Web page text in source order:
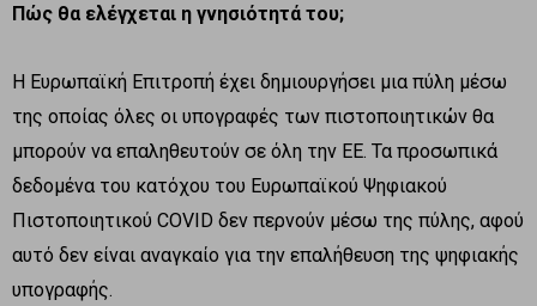
Πώς θα ελέγχεται η γνησιότητά του;
Η Ευρωπαϊκή Επιτροπή έχει δημιουργήσει μια πύλη μέσω
της οποίας όλες οι υπογραφές των πιστοποιητικών θα
μπορούν να επαληθευτούν σε όλη την ΕΕ. Τα προσωπικά
δεδομένα του κατόχου του Ευρωπαϊκού Ψηφιακού
Πιστοποιητικού COVID δεν περνούν μέσω της πύλης, αφού
αυτό δεν είναι αναγκαίο για την επαλήθευση της ψηφιακής
υπογραφής.